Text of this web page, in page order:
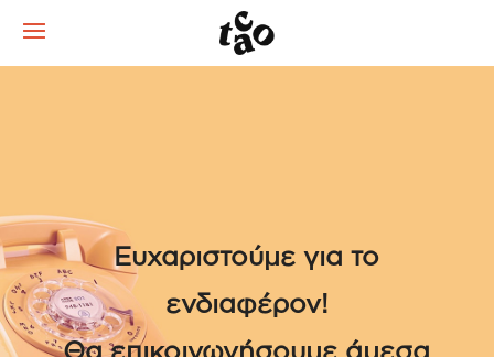
Ευχαριστούμε για το
ενδιαφέρον!
Θα επικοινωνήσουμε άμεσα